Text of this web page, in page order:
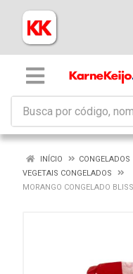
INÍCIO
CONGELADOS
VEGETAIS CONGELADOS
MORANGO CONGELADO